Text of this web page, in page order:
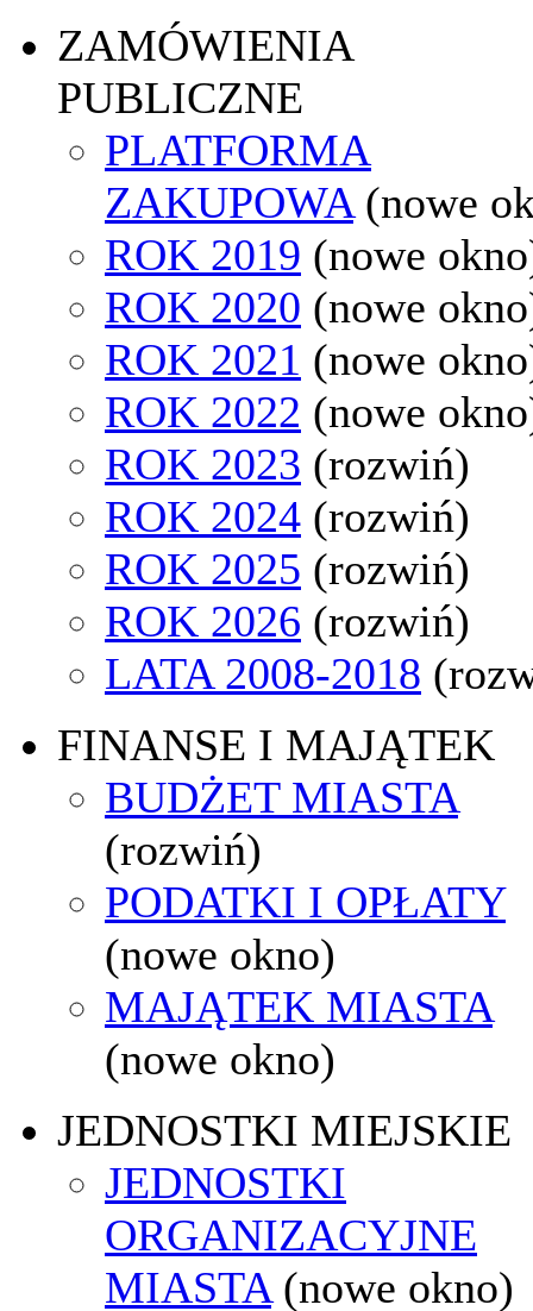
ZAMÓWIENIA
PUBLICZNE
PLATFORMA
ZAKUPOWA (nowe
ROK 2019 (nowe
ROK 2020 (nowe
ROK 2021 (nowe
ROK 2022 (nowe
ROK 2023 (rozwiń)
ROK 2024 (rozwiń)
ROK 2025 (rozwiń)
ROK 2026 (rozwiń)
LATA 2008-2018
FINANSE I MAJĄTEK
BUDŻET MIASTA
(rozwiń)
PODATKI I OPŁATY
(nowe okno)
MAJĄTEK MIASTA
(nowe okno)
JEDNOSTKI MIEJSKIE
JEDNOSTKI
ORGANIZACYJNE
MIASTA (nowe okno)